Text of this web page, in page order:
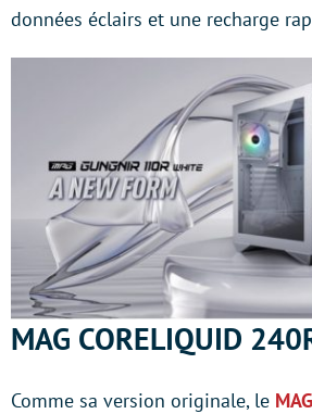
données éclairs et une recharge
MAG CORELIQUID
Comme sa version originale, le